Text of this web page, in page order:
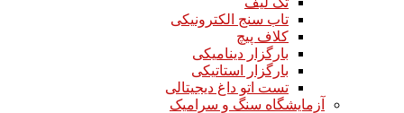
تاب سنج الکترونیکی
کلاف پیچ
بارگزار دینامیکی
بارگزار استاتیکی
تست اتو داغ دیجیتالی
آزمایشگاه سنگ و سرامیک